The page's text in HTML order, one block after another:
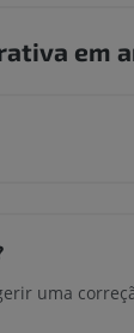
em
uma